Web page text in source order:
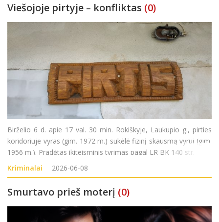
Viešojoje pirtyje – konfliktas (0)
Birželio 6 d. apie 17 val. 30 min. Rokiškyje, Laukupio g., pirties
koridoriuje vyras (gim. 1972 m.) sukėlė fizinį skausmą vyrui (gim.
1956 m.). Pradėtas ikiteisminis tyrimas pagal LR BK 140 str.
Kriminalai
2026-06-08
Smurtavo prieš moterį (0)